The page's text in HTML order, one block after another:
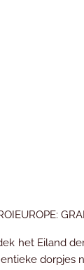
het Eiland
dorpjes